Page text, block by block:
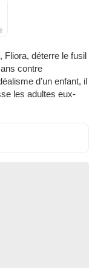
Fliora, déterre le fusil
contre
d’un enfant, il
les adultes eux-